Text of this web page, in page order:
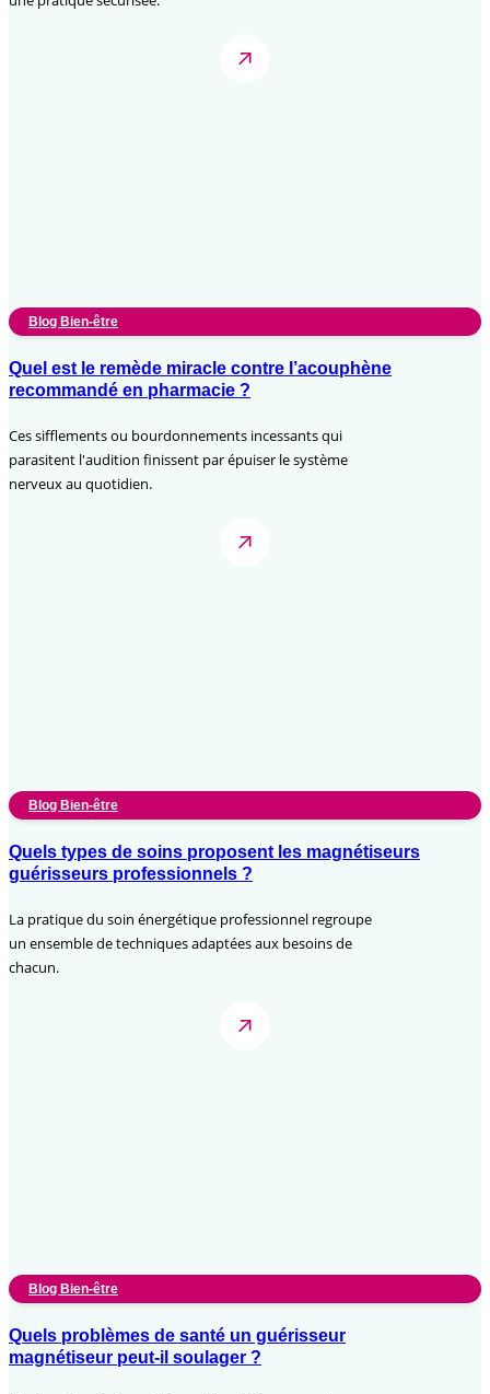
Blog Bien-être
Quel est le remède miracle contre l’acouphène
recommandé en pharmacie ?
Ces sifflements ou bourdonnements incessants qui
parasitent l'audition finissent par épuiser le système
nerveux au quotidien.
Blog Bien-être
Quels types de soins proposent les magnétiseurs
guérisseurs professionnels ?
La pratique du soin énergétique professionnel regroupe
un ensemble de techniques adaptées aux besoins de
chacun.
Blog Bien-être
Quels problèmes de santé un guérisseur
magnétiseur peut-il soulager ?